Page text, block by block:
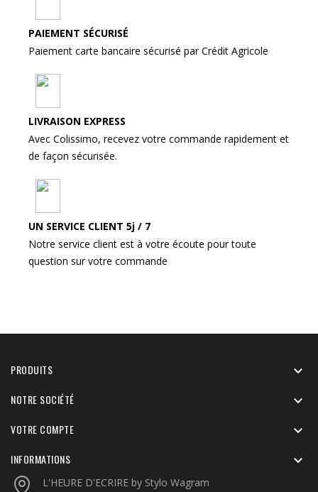
PAIEMENT SÉCURISÉ
Paiement carte bancaire sécurisé par Crédit Agricole
LIVRAISON EXPRESS
Avec Colissimo, recevez votre commande rapidement et
de façon sécurisée.
UN SERVICE CLIENT 5j / 7
Notre service client est à votre écoute pour toute
question sur votre commande
PRODUITS 
NOTRE SOCIÉTÉ 
VOTRE COMPTE 
INFORMATIONS 
L'HEURE D'ECRIRE by Stylo Wagram